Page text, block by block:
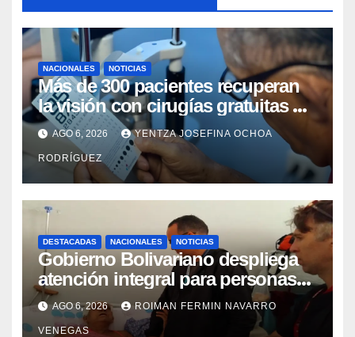
NACIONALES NOTICIAS
Más de 300 pacientes recuperan
la visión con cirugías gratuitas de
cataratas en Zulia
AGO 6, 2026 YENTZA JOSEFINA OCHOA
RODRÍGUEZ
DESTACADAS NACIONALES NOTICIAS
Gobierno Bolivariano despliega
atención integral para personas
con discapacidad en
campamentos de La Guaira
AGO 6, 2026 ROIMAN FERMIN NAVARRO
VENEGAS